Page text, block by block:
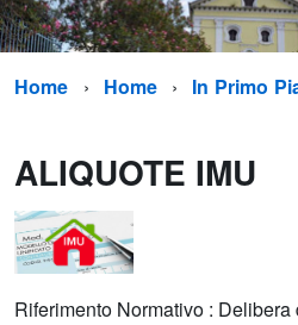
Home Home In Primo
ALIQUOTE IMU
Riferimento Normativo :